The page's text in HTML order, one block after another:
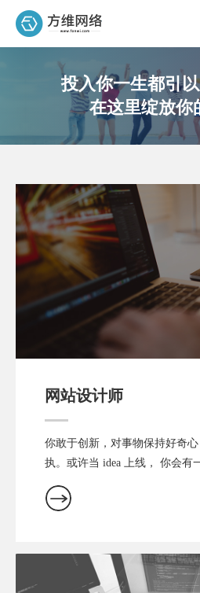
投入你一生都引
在这里绽放你
网站设计师
你敢于创新，对事物保持好奇
执。或许当 idea 上线， 你会有